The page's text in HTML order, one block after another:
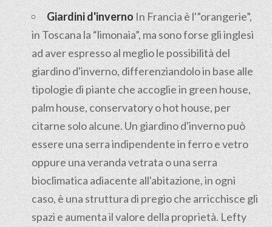
Giardini d'invernoIn Francia è l'”orangerie”,
in Toscana la “limonaia”, ma sono forse gli inglesi
ad aver espresso al meglio le possibilità del
giardino d'inverno, differenziandolo in base alle
tipologie di piante che accoglie in green house,
palm house, conservatory o hot house, per
citarne solo alcune. Un giardino d'inverno può
essere una serra indipendente in ferro e vetro
oppure una veranda vetrata o una serra
bioclimatica adiacente all'abitazione, in ogni
caso, è una struttura di pregio che arricchisce gli
spazi e aumenta il valore della proprietà. Lefty